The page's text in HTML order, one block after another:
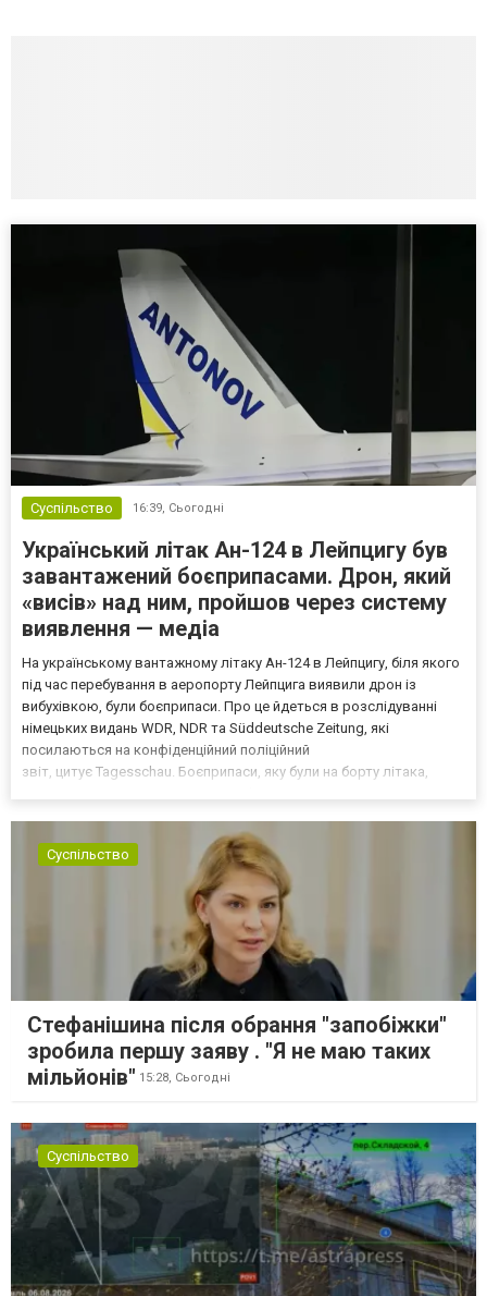
Суспільство 16:39, Сьогодні
Український літак Ан-124 в Лейпцигу був
завантажений боєприпасами. Дрон, який
«висів» над ним, пройшов через систему
виявлення — медіа
На українському вантажному літаку Ан-124 в Лейпцигу, біля якого
під час перебування в аеропорту Лейпцига виявили дрон із
вибухівкою, були боєприпаси. Про це йдеться в розслідуванні
німецьких видань WDR, NDR та Süddeutsche Zeitung, які
посилаються на конфіденційний поліційний
звіт, цитує Tagesschau. Боєприпаси, яку були на борту літака,
Суспільство
Стефанішина після обрання "запобіжки"
зробила першу заяву . "Я не маю таких
мільйонів" 15:28, Сьогодні
Суспільство